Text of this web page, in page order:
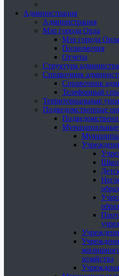
Администрация
Администрация
Мэр города Орла
Мэр города Орла
Полномочия
Отчеты
Структура
Справочник
Справочник
Телефонный
Территориальные
Подведомственные
Муниципальные
хозяйства